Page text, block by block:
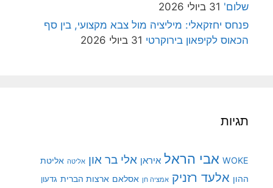
שלום' 31 ביולי 2026
פנחס יחזקאלי: מיליציה מול צבא מקצועי, בין סף
הכאוס לקיפאון בירוקרטי 31 ביולי 2026
תגיות
WOKE אבי הראל איראן אלי בר און אליטה אליטת
ההון אלעד רזניק אמציה חן אסלאם ארצות הברית גדעון